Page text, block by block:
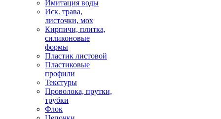
Имитация воды
Иск. трава,
листочки, мох
Кирпичи, плитка,
силиконовые
формы
Пластик листовой
Пластиковые
профили
Текстуры
Проволока, прутки,
трубки
Флок